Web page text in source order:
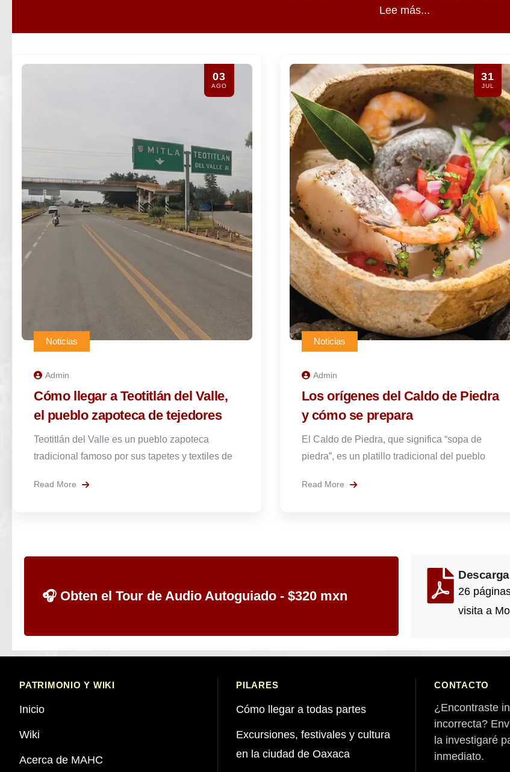
Lee más...
31
JUL
Noticias
Admin
Los orígenes del Caldo de Piedra
y cómo se prepara
El Caldo de Piedra, que significa “sopa de
piedra”, es un platillo tradicional del pueblo
Read More
28
JUL
Noticias
Admin
Qué ponerse para visitar Hierve el
Agua
Hierve el Agua está aproximadamente a 66 o 70
kilómetros de la ciudad de Oaxaca.
Read More
🎧 Obten el Tour de Audio Autoguiado - $320 mxn
26
visita a
PATRIMONIO Y WIKI
Inicio
Wiki
Acerca de MAHC
PILARES
Cómo llegar a todas partes
Excursiones, festivales y cultura
en la ciudad de Oaxaca
CONTACTO
¿Encontraste
incorrecta?
la investigaré
inmediato.